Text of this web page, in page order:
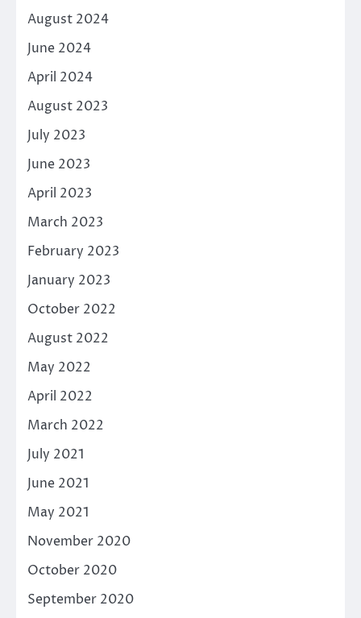
August 2024
June 2024
April 2024
August 2023
July 2023
June 2023
April 2023
March 2023
February 2023
January 2023
October 2022
August 2022
May 2022
April 2022
March 2022
July 2021
June 2021
May 2021
November 2020
October 2020
September 2020